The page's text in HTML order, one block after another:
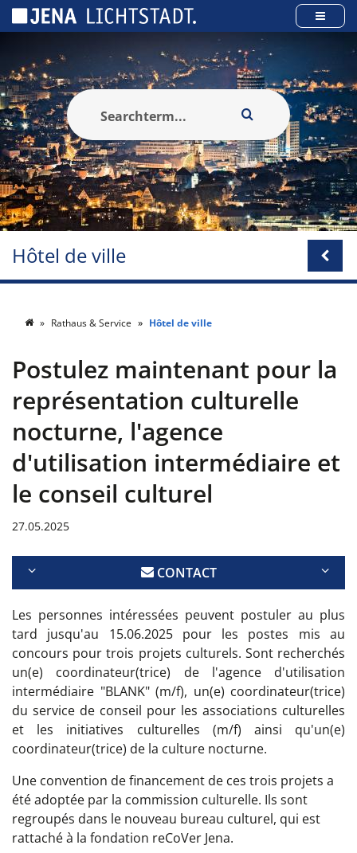
Hôtel de ville
Rathaus & Service Hôtel de ville
Postulez maintenant pour la
représentation culturelle
nocturne, l'agence
d'utilisation intermédiaire et
le conseil culturel
27.05.2025
CONTACT
Les personnes intéressées peuvent postuler au plus
tard jusqu'au 15.06.2025 pour les postes mis au
concours pour trois projets culturels. Sont recherchés
un(e) coordinateur(trice) de l'agence d'utilisation
intermédiaire "BLANK" (m/f), un(e) coordinateur(trice)
du service de conseil pour les associations culturelles
et les initiatives culturelles (m/f) ainsi qu'un(e)
coordinateur(trice) de la culture nocturne.
Une convention de financement de ces trois projets a
été adoptée par la commission culturelle. Ils sont
regroupés dans le nouveau bureau culturel, qui est
rattaché à la fondation reCoVer Jena.
Panneau de gestion des cookies